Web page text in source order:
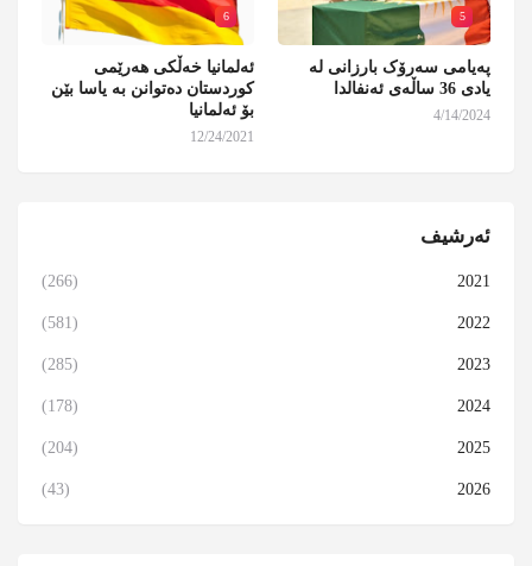
5
پەیامی سەرۆک بارزانی لە
یادی 36 ساڵەی ئەنفالدا
4/14/2024
6
ئەلمانیا خەڵکی هەرێمی
کوردستان دەتوانن بە یاسا بێن
بۆ ئەلمانیا
12/24/2021
ئەرشیف
2021
(266)
2022
(581)
2023
(285)
2024
(178)
2025
(204)
2026
(43)